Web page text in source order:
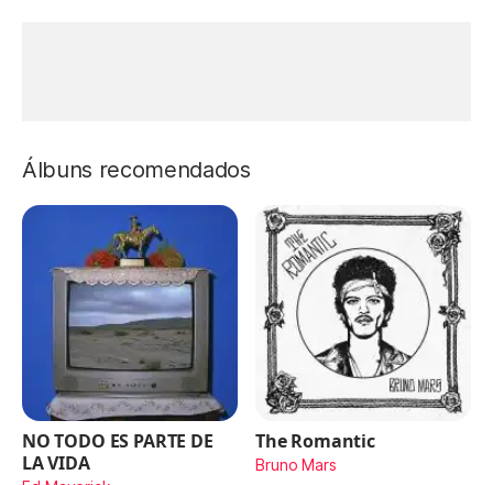
Álbuns recomendados
NO TODO ES PARTE DE
LA VIDA
The Romantic
Bruno Mars